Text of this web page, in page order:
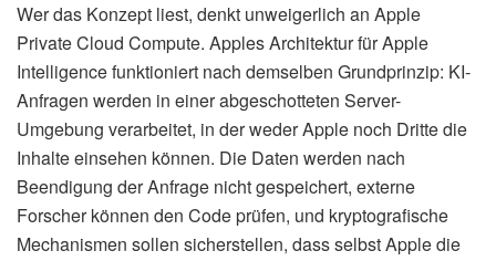
Wer das Konzept liest, denkt unweigerlich an Apple
Private Cloud Compute. Apples Architektur für Apple
Intelligence funktioniert nach demselben Grundprinzip: KI-
Anfragen werden in einer abgeschotteten Server-
Umgebung verarbeitet, in der weder Apple noch Dritte die
Inhalte einsehen können. Die Daten werden nach
Beendigung der Anfrage nicht gespeichert, externe
Forscher können den Code prüfen, und kryptografische
Mechanismen sollen sicherstellen, dass selbst Apple die